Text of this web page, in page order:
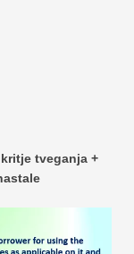
tveganja +